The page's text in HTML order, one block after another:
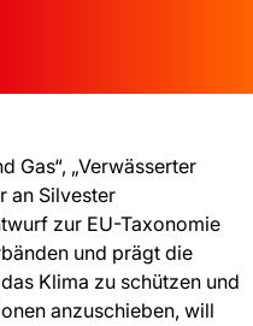
Gas“, „Verwässerter
an Silvester
zur EU-Taxonomie
und prägt die
Klima zu schützen und
anzuschieben, will